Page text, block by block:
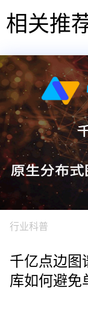
相关推
行业科普
千亿点边图
库如何避免